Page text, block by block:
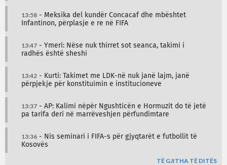
13:58 - Meksika del kundër Concacaf dhe mbështet
Infantinon, përplasje e re në FIFA
13:47 - Ymeri: Nëse nuk thirret sot seanca, takimi i
radhës është sheshi
13:42 - Kurti: Takimet me LDK-në nuk janë lajm, janë
përpjekje për konstituimin e institucioneve
13:37 - AP: Kalimi nëpër Ngushticën e Hormuzit do të jetë
pa tarifa deri në marrëveshjen përfundimtare
13:36 - Nis seminari i FIFA-s për gjyqtarët e futbollit të
Kosovës
TË GJITHA TË DITËS